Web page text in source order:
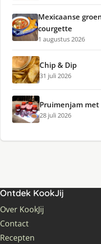
Mexicaanse
courgette
1 augustus 2026
Chip & Dip
31 juli 2026
Pruimenjam
28 juli 2026
Ontdek KookJij
Over KookJij
Contact
Recepten